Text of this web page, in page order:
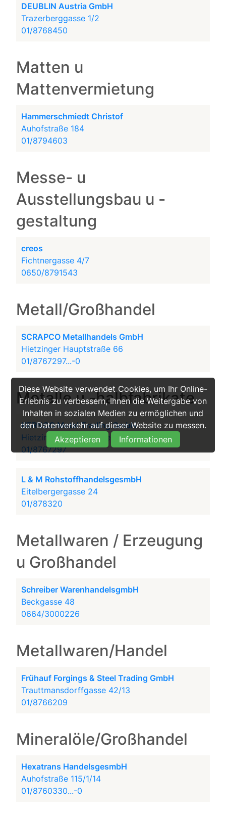
Diese Website verwendet Cookies, um Ihr Online-
Erlebnis zu verbessern, Ihnen die Weitergabe von
Inhalten in sozialen Medien zu ermöglichen und
den Datenverkehr auf dieser Website zu messen.
Akzeptieren
Informationen
DEUBLIN Austria GmbH
Trazerberggasse 1/2
01/8768450
Matten u
Mattenvermietung
Hammerschmiedt Christof
Auhofstraße 184
01/8794603
Messe- u
Ausstellungsbau u -
gestaltung
creos
Fichtnergasse 4/7
0650/8791543
Metall/Großhandel
SCRAPCO Metallhandels GmbH
Hietzinger Hauptstraße 66
01/8767297...-0
Metalle u -halbfabrikate
KERNCO Metal Trading GmbH
Hietzinger Hauptstraße 66
01/8767297
L & M RohstoffhandelsgesmbH
Eitelbergergasse 24
01/878320
Metallwaren / Erzeugung
u Großhandel
Schreiber WarenhandelsgmbH
Beckgasse 48
0664/3000226
Metallwaren/Handel
Frühauf Forgings & Steel Trading GmbH
Trauttmansdorffgasse 42/13
01/8766209
Mineralöle/Großhandel
Hexatrans HandelsgesmbH
Auhofstraße 115/1/14
01/8760330...-0